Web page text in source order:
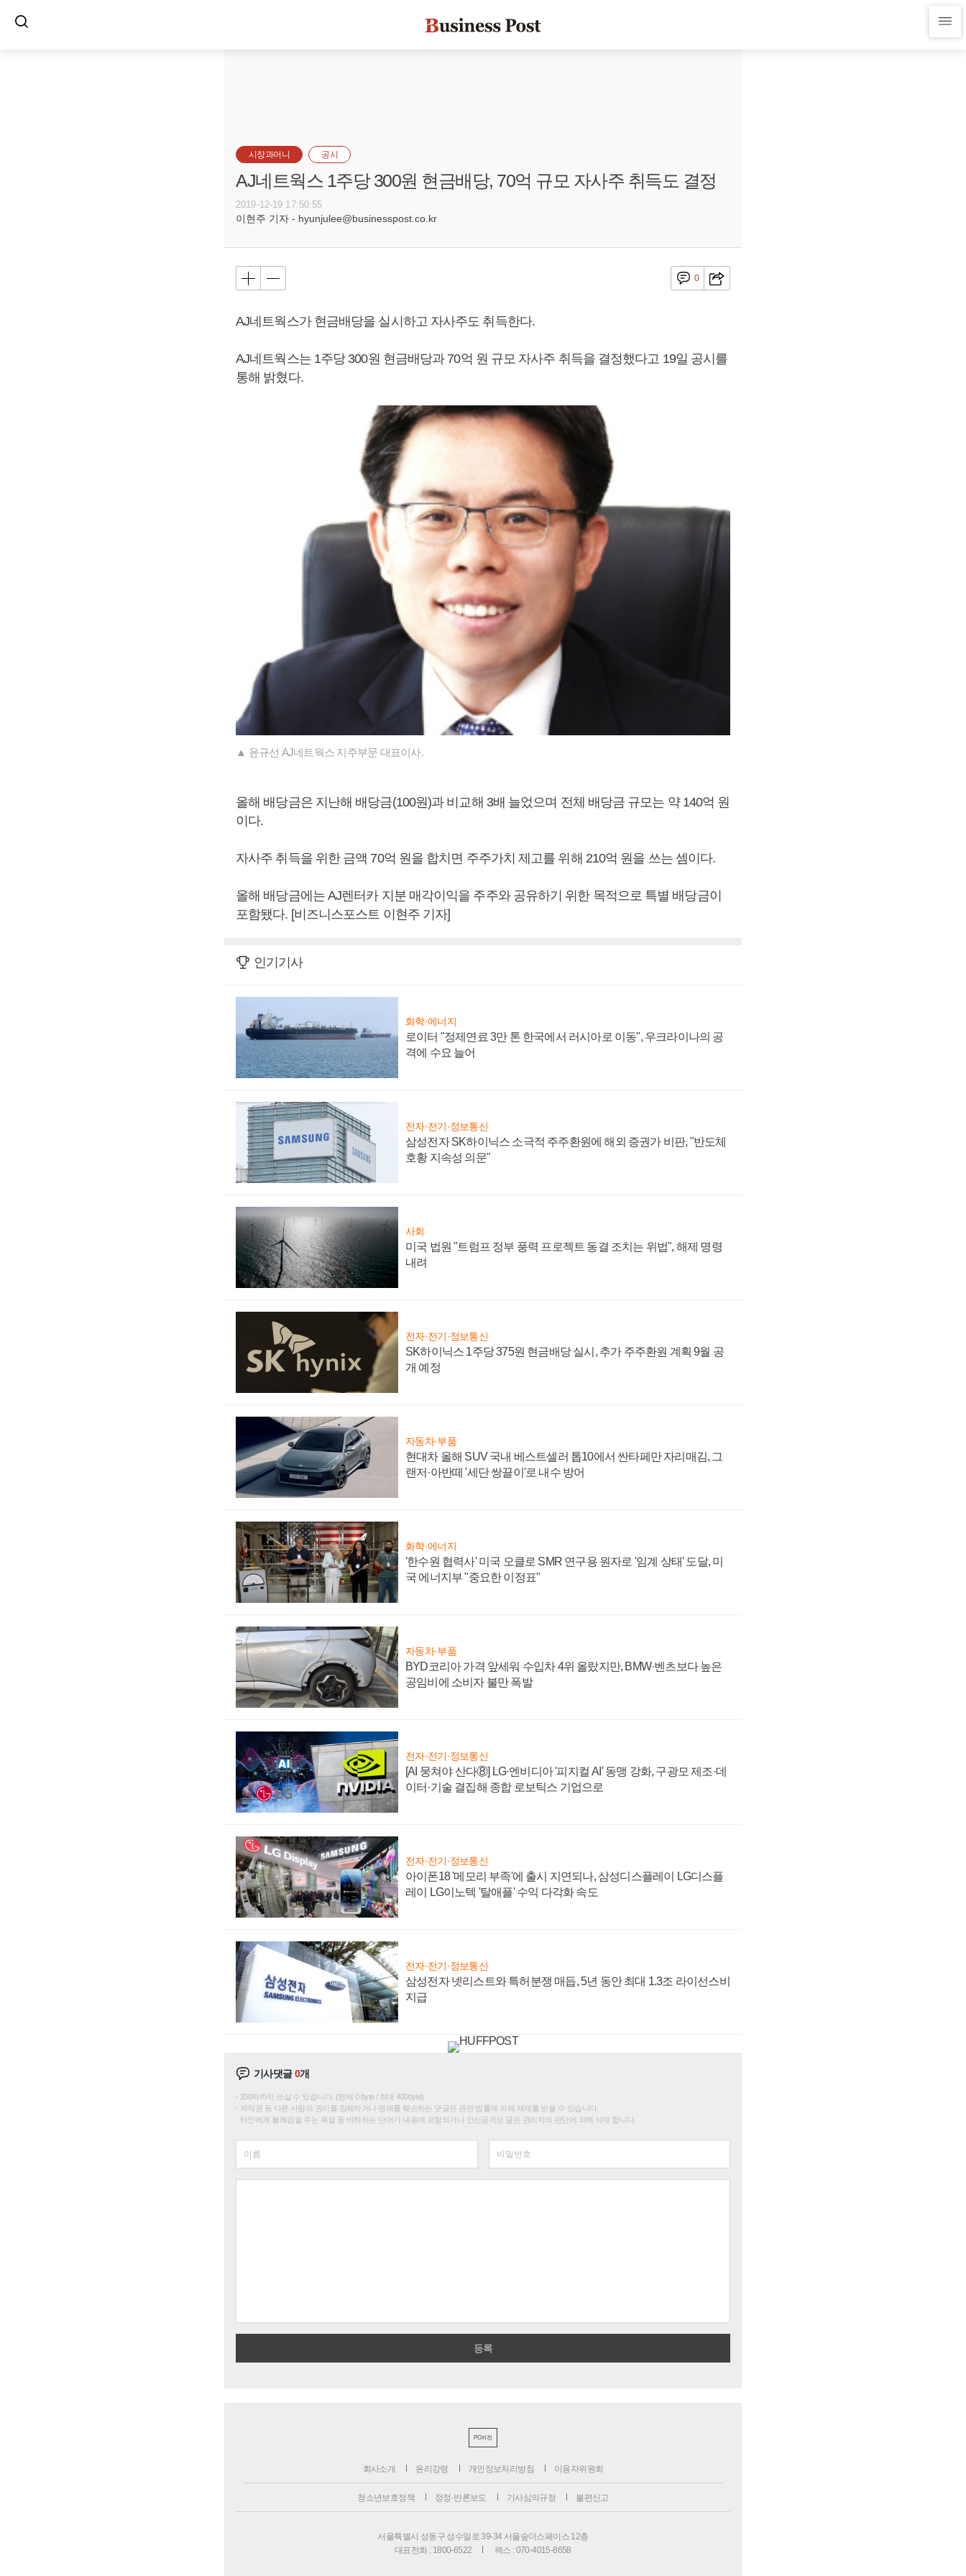
시장과머니 공시
AJ네트웍스 1주당 300원 현금배당, 70억 규모 자사주 취득도 결정
2019-12-19 17:50:55
이현주 기자 - hyunjulee@businesspost.co.kr
0
AJ네트웍스가 현금배당을 실시하고 자사주도 취득한다.
AJ네트웍스는 1주당 300원 현금배당과 70억 원 규모 자사주 취득을 결정했다고 19일 공시를
통해 밝혔다.
▲ 윤규선 AJ네트웍스 지주부문 대표이사.
올해 배당금은 지난해 배당금(100원)과 비교해 3배 늘었으며 전체 배당금 규모는 약 140억 원
이다.
자사주 취득을 위한 금액 70억 원을 합치면 주주가치 제고를 위해 210억 원을 쓰는 셈이다.
올해 배당금에는 AJ렌터카 지분 매각이익을 주주와 공유하기 위한 목적으로 특별 배당금이
포함됐다. [비즈니스포스트 이현주 기자]
인기기사
화학·에너지
로이터 "정제연료 3만 톤 한국에서 러시아로 이동", 우크라이나의 공
격에 수요 늘어
전자·전기·정보통신
삼성전자 SK하이닉스 소극적 주주환원에 해외 증권가 비판, "반도체
호황 지속성 의문"
사회
미국 법원 "트럼프 정부 풍력 프로젝트 동결 조치는 위법", 해제 명령
내려
전자·전기·정보통신
SK하이닉스 1주당 375원 현금배당 실시, 추가 주주환원 계획 9월 공
개 예정
자동차·부품
현대차 올해 SUV 국내 베스트셀러 톱10에서 싼타페만 자리매김, 그
랜저·아반떼 '세단 쌍끌이'로 내수 방어
화학·에너지
'한수원 협력사' 미국 오클로 SMR 연구용 원자로 '임계 상태' 도달, 미
국 에너지부 "중요한 이정표"
자동차·부품
BYD코리아 가격 앞세워 수입차 4위 올랐지만, BMW·벤츠보다 높은
공임비에 소비자 불만 폭발
전자·전기·정보통신
[AI 뭉쳐야 산다⑧] LG·엔비디아 '피지컬 AI' 동맹 강화, 구광모 제조·데
이터·기술 결집해 종합 로보틱스 기업으로
전자·전기·정보통신
아이폰18 '메모리 부족'에 출시 지연되나, 삼성디스플레이 LG디스플
레이 LG이노텍 '탈애플' 수익 다각화 속도
전자·전기·정보통신
삼성전자 넷리스트와 특허분쟁 매듭, 5년 동안 최대 1.3조 라이선스비
지급
기사댓글0개
200자까지 쓰실 수 있습니다. (현재 0 byte / 최대 400byte)
저작권 등 다른 사람의 권리를 침해하거나 명예를 훼손하는 댓글은 관련 법률에 의해 제재를 받을 수 있습니다.
타인에게 불쾌감을 주는 욕설 등 비하하는 단어가 내용에 포함되거나 인신공격성 글은 관리자의 판단에 의해 삭제 합니다.
PC버전
회사소개 윤리강령 개인정보처리방침 이용자위원회
청소년보호정책 정정·반론보도 기사심의규정 불편신고
서울특별시 성동구 성수일로 39-34 서울숲더스페이스 12층
대표전화 : 1800-6522
팩스 : 070-4015-8658